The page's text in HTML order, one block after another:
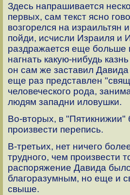
Здесь напрашивается
первых, сам текст ясно
возгорелся на израильтян
пойди, исчисли Израиля и
раздражается еще больше
нагнать какую-нибудь
он сам же заставил Давида
еще раз представлен
человеческого рода,
людям западни иловушки.
Во-вторых, в "Пятикнижии"
произвести перепись.
В-третьих, нет ничего
трудного, чем произвести
распоряжение Давида
благоразумным, но еще и
свыше.